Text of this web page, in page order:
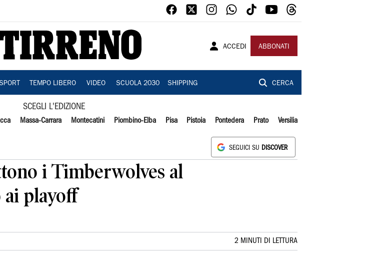
ACCEDI ABBONATI
TEMPO LIBERO VIDEO SCUOLA 2030 SHIPPING CERCA
SCEGLI L'EDIZIONE
Massa-Carrara Montecatini Piombino-Elba Pisa Pistoia Pontedera Prato Versilia
SEGUICI SU DISCOVER
i Timberwolves al
ai playoff
2 MINUTI DI LETTURA